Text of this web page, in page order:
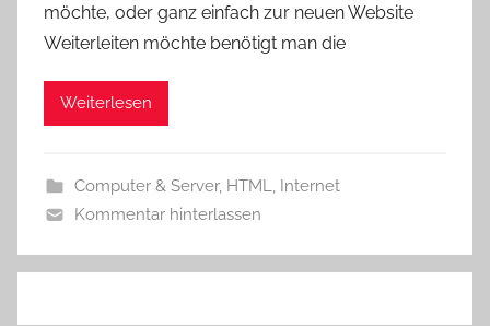
möchte, oder ganz einfach zur neuen Website
Weiterleiten möchte benötigt man die
Weiterlesen
Computer & Server, HTML
Internet
Kommentar hinterlassen